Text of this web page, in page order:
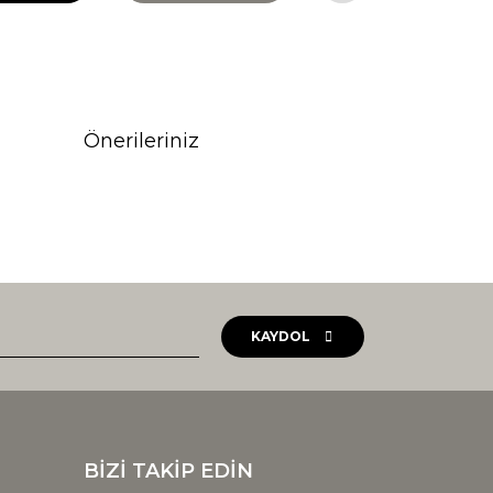
Önerileriniz
KAYDOL
BİZİ TAKİP EDİN